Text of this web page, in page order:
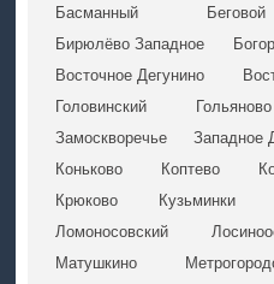
Басманный
Беговой
Бирюлёво Западное
Восточное Дегунино
Головинский
Гольяново
Замоскворечье
Западное
Коньково
Коптево
Крюково
Кузьминки
Ломоносовский
Матушкино